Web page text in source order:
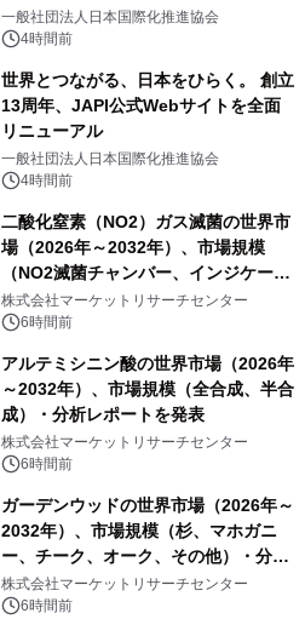
をリリース
一般社団法人日本国際化推進協会
4時間前
世界とつながる、日本をひらく。 創立
13周年、JAPI公式Webサイトを全面
リニューアル
一般社団法人日本国際化推進協会
4時間前
二酸化窒素（NO2）ガス滅菌の世界市
場（2026年～2032年）、市場規模
（NO2滅菌チャンバー、インジケータ
ーおよびモニタリングシステム、その
他）・分析レポートを発表
株式会社マーケットリサーチセンター
6時間前
アルテミシニン酸の世界市場（2026年
～2032年）、市場規模（全合成、半合
成）・分析レポートを発表
株式会社マーケットリサーチセンター
6時間前
ガーデンウッドの世界市場（2026年～
2032年）、市場規模（杉、マホガニ
ー、チーク、オーク、その他）・分析
レポートを発表
株式会社マーケットリサーチセンター
6時間前